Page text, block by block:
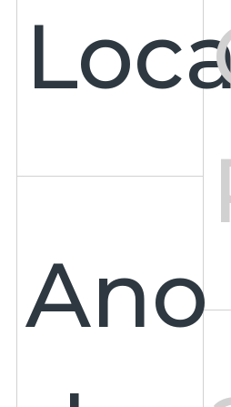
Ano